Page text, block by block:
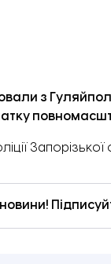
з
Запорізької
новини!